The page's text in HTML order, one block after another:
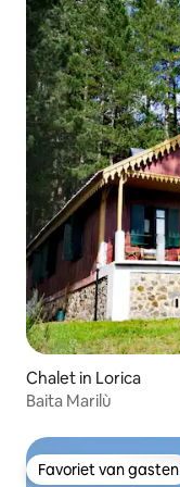
Chalet in Lorica
Baita Marilù
Favoriet van gasten
Favoriet van gasten